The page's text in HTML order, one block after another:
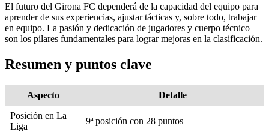
El futuro del Girona FC dependerá de la capacidad del equipo para
aprender de sus experiencias, ajustar tácticas y, sobre todo, trabajar
en equipo. La pasión y dedicación de jugadores y cuerpo técnico
son los pilares fundamentales para lograr mejoras en la clasificación.
Resumen y puntos clave
Aspecto
Detalle
Posición en La
Liga
9ª posición con 28 puntos